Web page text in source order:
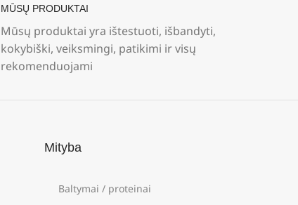
MŪSŲ PRODUKTAI
Mūsų produktai yra ištestuoti, išbandyti,
kokybiški, veiksmingi, patikimi ir visų
rekomenduojami
Mityba
Baltymai / proteinai